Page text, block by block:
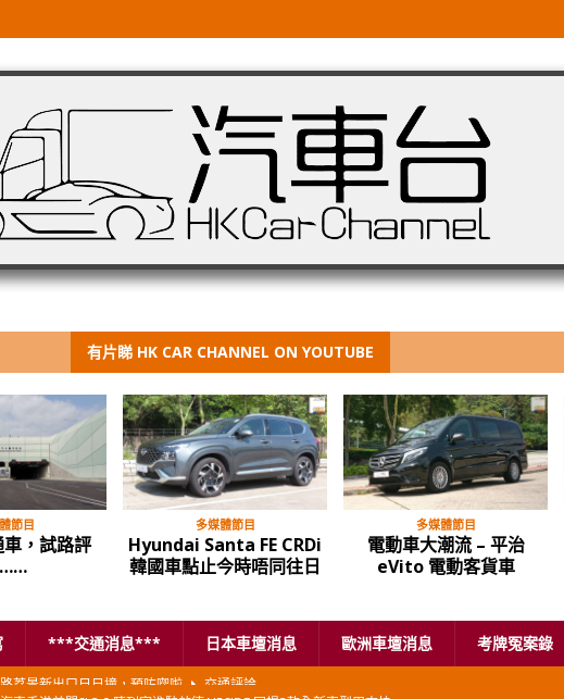
有片睇 HK CAR CHANNEL ON YOUTUBE
節目
，試路評
多媒體節目
Hyundai Santa FE CRDi
韓國車點止今時唔同往日
多媒體節目
電動車大潮流 – 平治
eVito 電動客貨車
***交通消息*** 日本車壇消息 歐洲車壇消息 考牌冤案錄
車香港首間SI 3.0 陳列室進駐啟德AIRSIDE 同場3款全新車型周末快